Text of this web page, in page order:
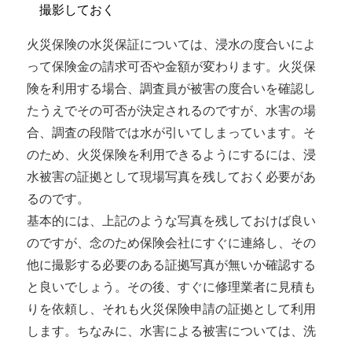
撮影しておく
火災保険の水災保証については、浸水の度合いによ
って保険金の請求可否や金額が変わります。火災保
険を利用する場合、調査員が被害の度合いを確認し
たうえでその可否が決定されるのですが、水害の場
合、調査の段階では水が引いてしまっています。そ
のため、火災保険を利用できるようにするには、浸
水被害の証拠として現場写真を残しておく必要があ
るのです。
基本的には、上記のような写真を残しておけば良い
のですが、念のため保険会社にすぐに連絡し、その
他に撮影する必要のある証拠写真が無いか確認する
と良いでしょう。その後、すぐに修理業者に見積も
りを依頼し、それも火災保険申請の証拠として利用
します。ちなみに、水害による被害については、洗